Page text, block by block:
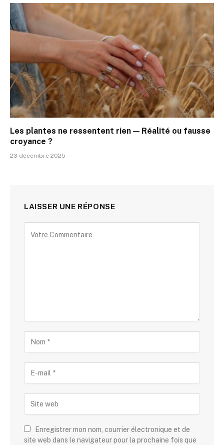
Les plantes ne ressentent rien — Réalité ou fausse
croyance ?
23 décembre 2025
LAISSER UNE RÉPONSE
Enregistrer mon nom, courrier électronique et de
site web dans le navigateur pour la prochaine fois que